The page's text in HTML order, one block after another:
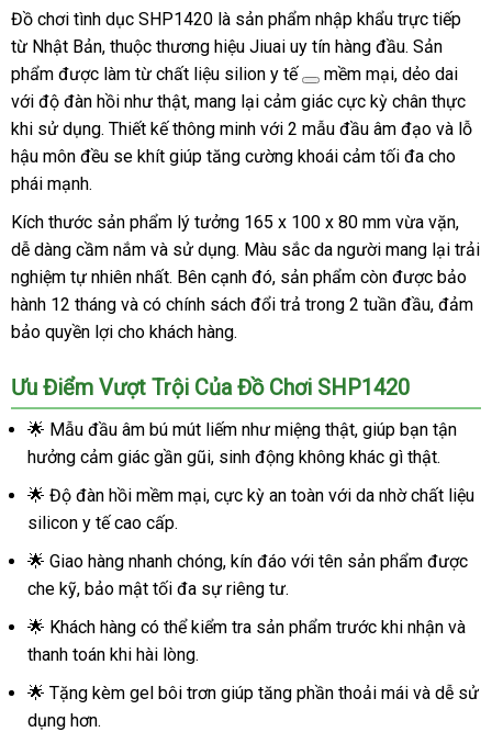
Tình
Dục
Nam
Giới
Tăng
Phê
Max
Kích
SHP1420
Đồ chơi tình dục SHP1420 là sản phẩm nhập khẩu trực tiếp
từ Nhật Bản, thuộc thương hiệu Jiuai uy tín hàng đầu. Sản
phẩm được làm từ chất liệu silion y tế
mềm mại, dẻo dai
với độ đàn hồi như thật, mang lại cảm giác cực kỳ chân thực
khi sử dụng. Thiết kế thông minh với 2 mẫu đầu âm đạo và lỗ
hậu môn đều se khít giúp tăng cường khoái cảm tối đa cho
phái mạnh.
Kích thước sản phẩm lý tưởng 165 x 100 x 80 mm vừa vặn,
dễ dàng cầm nắm và sử dụng. Màu sắc da người mang lại trải
nghiệm tự nhiên nhất. Bên cạnh đó, sản phẩm còn được bảo
hành 12 tháng và có chính sách đổi trả trong 2 tuần đầu, đảm
bảo quyền lợi cho khách hàng.
Ưu Điểm Vượt Trội Của Đồ Chơi SHP1420
🌟 Mẫu đầu âm bú mút liếm như miệng thật, giúp bạn tận
hưởng cảm giác gần gũi, sinh động không khác gì thật.
🌟 Độ đàn hồi mềm mại, cực kỳ an toàn với da nhờ chất liệu
silicon y tế cao cấp.
🌟 Giao hàng nhanh chóng, kín đáo với tên sản phẩm được
che kỹ, bảo mật tối đa sự riêng tư.
🌟 Khách hàng có thể kiểm tra sản phẩm trước khi nhận và
thanh toán khi hài lòng.
🌟 Tặng kèm gel bôi trơn giúp tăng phần thoải mái và dễ sử
dụng hơn.